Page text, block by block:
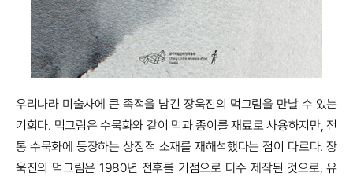
우리나라 미술사에 큰 족적을 남긴 장욱진의 먹그림을 만날 수 있는
기회다. 먹그림은 수묵화와 같이 먹과 종이를 재료로 사용하지만, 전
통 수묵화에 등장하는 상징적 소재를 재해석했다는 점이 다르다. 장
욱진의 먹그림은 1980년 전후를 기점으로 다수 제작된 것으로, 유